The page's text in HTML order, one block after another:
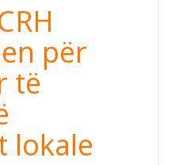
për
të
lokale